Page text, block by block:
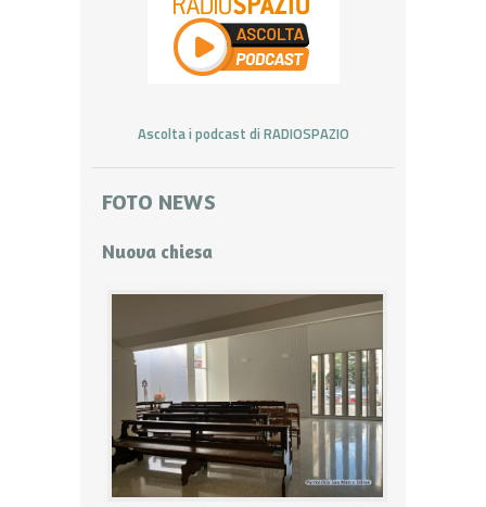
Ascolta i podcast di RADIOSPAZIO
FOTO NEWS
Nuova chiesa